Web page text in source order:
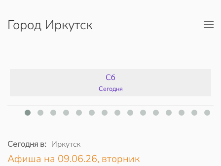
Перейти к содержимому
Город Иркутск
Сб
Сегодня
Сегодня в: Иркутск
Афиша на 09.06.26, вторник